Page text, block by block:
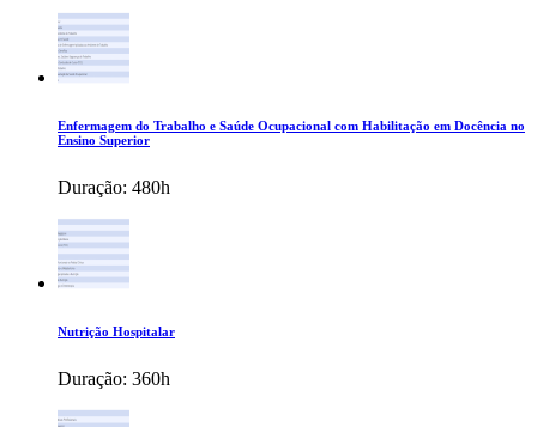
Enfermagem do Trabalho e Saúde Ocupacional com Habilitação em Docência no
Ensino Superior
Duração: 480h
Nutrição Hospitalar
Duração: 360h